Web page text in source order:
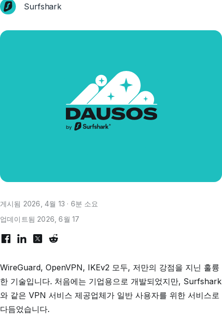
Surfshark
게시됨 2026, 4월 13 · 6분 소요
업데이트됨 2026, 6월 17
WireGuard, OpenVPN, IKEv2 모두, 저만의 강점을 지닌 훌륭
한 기술입니다. 처음에는 기업용으로 개발되었지만, Surfshark
와 같은 VPN 서비스 제공업체가 일반 사용자를 위한 서비스로
다듬었습니다.